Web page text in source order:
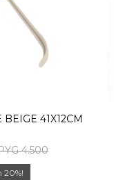
41X12CM
4.500
20